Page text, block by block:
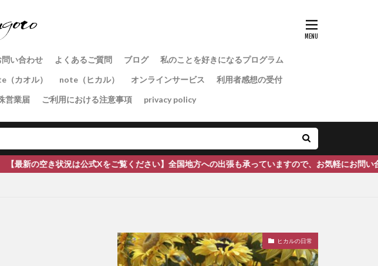
問い合わせ よくあるご質問 ブログ
私のことを好きになるプログラム
（カオル） note（ヒカル） オンラインサービス
利用者感想の受付
営業届 ご利用における注意事項 privacy policy
は公式Xをご覧ください】全国地方への出張も承っていますので、お気軽にお問い合わせください。
ヒカルの日常